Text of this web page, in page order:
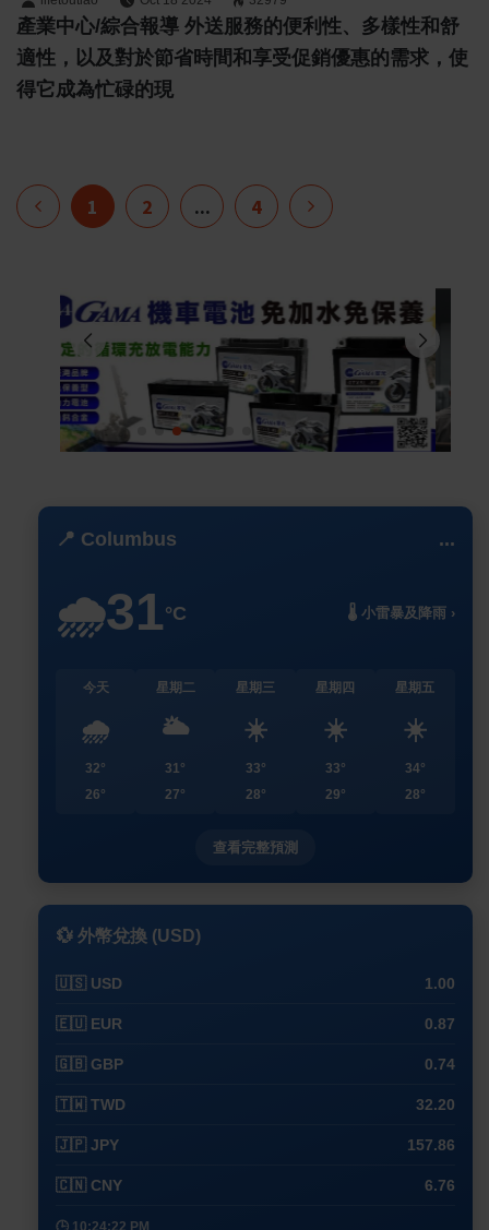
產業中心/綜合報導 外送服務的便利性、多樣性和舒
適性，以及對於節省時間和享受促銷優惠的需求，使
得它成為忙碌的現
1 2 ... 4
📍 Columbus ...
🌧️31°C 🌡️ 小雷暴及降雨 ›
今天
🌧️
32°
26°
星期二
🌥️
31°
27°
星期三
☀️
33°
28°
星期四
☀️
33°
29°
星期五
☀️
34°
28°
查看完整預測
💱 外幣兌換 (USD)
🇺🇸 USD 1.00
🇪🇺 EUR 0.87
🇬🇧 GBP 0.74
🇹🇼 TWD 32.20
🇯🇵 JPY 157.86
🇨🇳 CNY 6.76
🕒 10:24:22 PM